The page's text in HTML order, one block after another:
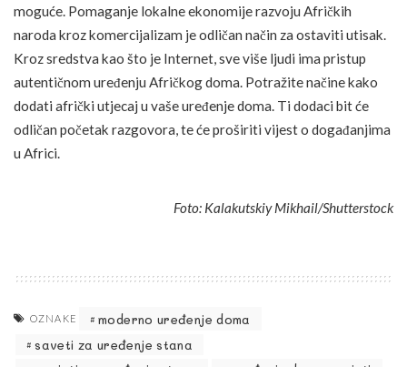
moguće. Pomaganje lokalne ekonomije razvoju Afričkih
naroda kroz komercijalizam je odličan način za ostaviti utisak.
Kroz sredstva kao što je Internet, sve više ljudi ima pristup
autentičnom uređenju Afričkog doma. Potražite načine kako
dodati afrički utjecaj u vaše uređenje doma. Ti dodaci bit će
odličan početak razgovora, te će proširiti vijest o događanjima
u Africi.
Foto: Kalakutskiy Mikhail/Shutterstock
OZNAKE
moderno uređenje doma
saveti za uređenje stana